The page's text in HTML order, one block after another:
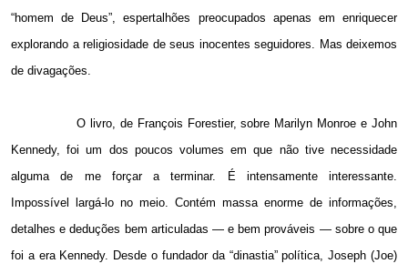
“homem de Deus”, espertalhões preocupados apenas em enriquecer
explorando a religiosidade de seus inocentes seguidores. Mas deixemos
de divagações.
O livro, de François Forestier, sobre Marilyn Monroe e John
Kennedy, foi um dos poucos volumes em que não tive necessidade
alguma de me forçar a terminar. É intensamente interessante.
Impossível largá-lo no meio. Contém massa enorme de informações,
detalhes e deduções bem articuladas — e bem prováveis — sobre o que
foi a era Kennedy. Desde o fundador da “dinastia” política, Joseph (Joe)